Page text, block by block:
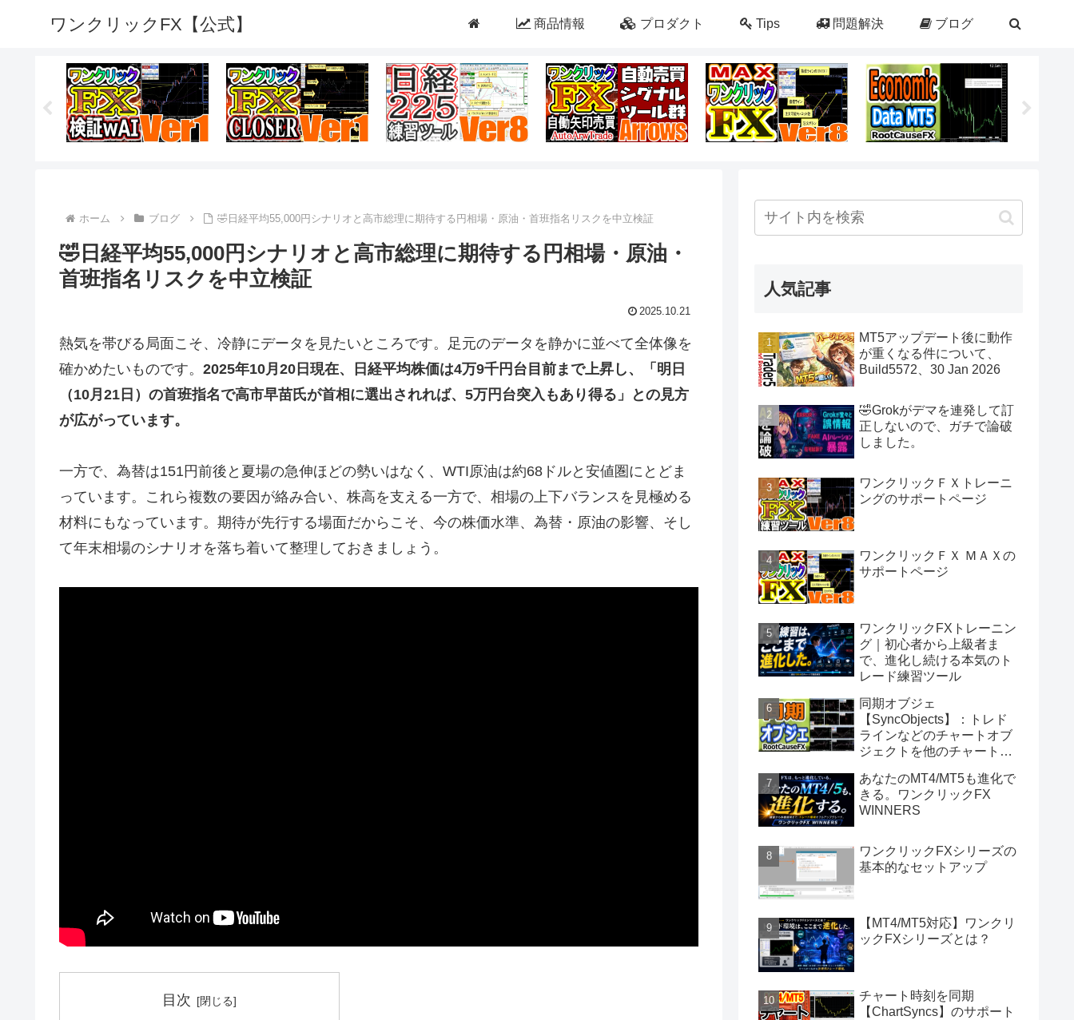
ワンクリックFX【公式】 商品情報 プロダクト Tips 問題解決 ブログ
ホーム ブログ 🤣日経平均55,000円シナリオと高市総理に期待する円相場・原油・首班指名リスクを中立検証
🤣日経平均55,000円シナリオと高市総理に期待する円相場・原油・
首班指名リスクを中立検証
2025.10.21
熱気を帯びる局面こそ、冷静にデータを見たいところです。足元のデータを静かに並べて全体像を
確かめたいものです。 2025年10月20日現在、日経平均株価は4万9千円台目前まで上昇し、「明日
（10月21日）の首班指名で高市早苗氏が首相に選出されれば、5万円台突入もあり得る」との見方
が広がっています。
一方で、為替は151円前後と夏場の急伸ほどの勢いはなく、WTI原油は約68ドルと安値圏にとどま
っています。これら複数の要因が絡み合い、株高を支える一方で、相場の上下バランスを見極める
材料にもなっています。期待が先行する場面だからこそ、今の株価水準、為替・原油の影響、そし
て年末相場のシナリオを落ち着いて整理しておきましょう。
目次
人気記事
MT5アップデート後に動作
が重くなる件について、
Build5572、30 Jan 2026
🤣Grokがデマを連発して訂
正しないので、ガチで論破
しました。
ワンクリックＦＸトレーニ
ングのサポートページ
ワンクリックＦＸ ＭＡＸの
サポートページ
ワンクリックFXトレーニン
グ｜初心者から上級者ま
で、進化し続ける本気のト
レード練習ツール
同期オブジェ
【SyncObjects】：トレド
ラインなどのチャートオブ
ジェクトを他のチャートに
あなたのMT4/MT5も進化で
きる。ワンクリックFX
WINNERS
ワンクリックFXシリーズの
基本的なセットアップ
【MT4/MT5対応】ワンクリ
ックFXシリーズとは？
チャート時刻を同期
【ChartSyncs】のサポート